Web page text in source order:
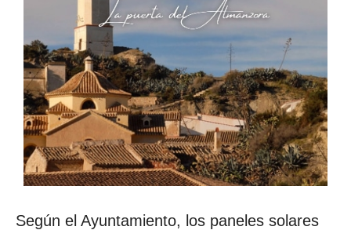
Según el Ayuntamiento, los paneles solares